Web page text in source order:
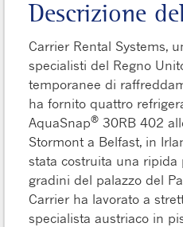
Descrizione
Carrier Rental Systems,
specialisti del Regno
temporanee di
ha fornito quattro
AquaSnap® 30RB 402
Stormont a Belfast, in
stata costruita una ripida
gradini del palazzo del
Carrier ha lavorato a
specialista austriaco in